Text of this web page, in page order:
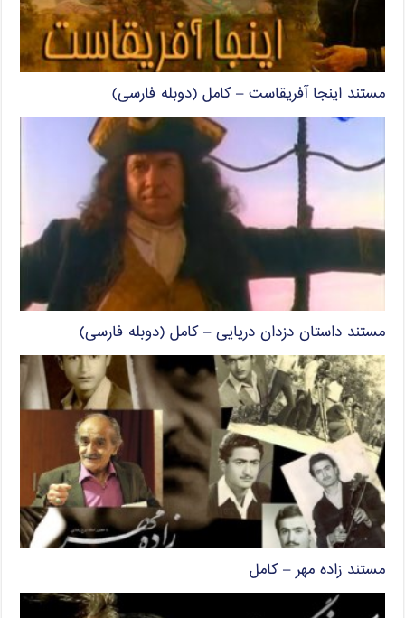
مستند اینجا آفریقاست – کامل (دوبله فارسی)
مستند داستان دزدان دریایی – کامل (دوبله فارسی)
مستند زاده مهر – کامل